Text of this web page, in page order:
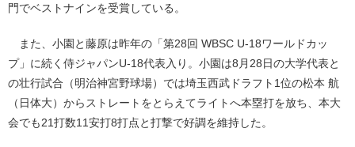
門でベストナインを受賞している。
また、小園と藤原は昨年の「第28回 WBSC U-18ワールドカッ
プ」に続く侍ジャパンU-18代表入り。小園は8月28日の大学代表と
の壮行試合（明治神宮野球場）では埼玉西武ドラフト1位の松本 航
（日体大）からストレートをとらえてライトへ本塁打を放ち、本大
会でも21打数11安打8打点と打撃で好調を維持した。